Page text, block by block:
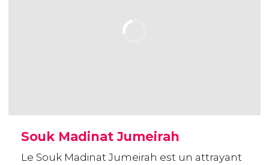
Souk Madinat Jumeirah
Le Souk Madinat Jumeirah est un attrayant